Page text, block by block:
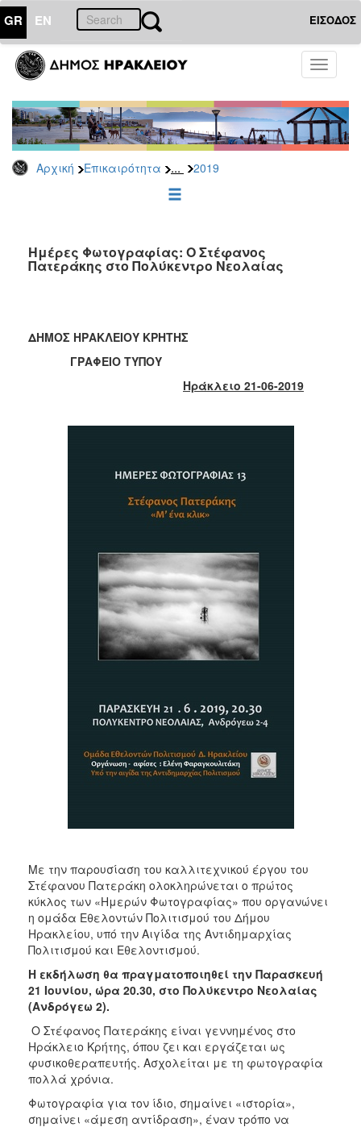
GR EN ΕΙΣΟΔΟΣ
Toggle
Αρχική Επικαιρότητα ... 2019
ΕΠΙΚΑΙΡΟΤΗΤΑ
Τύπου
Αρχείο
2026
2025
2022
2021
2018
2017
Ημέρες Φωτογραφίας: Ο Στέφανος
Πατεράκης στο Πολύκεντρο Νεολαίας
ΔΗΜΟΣ ΗΡΑΚΛΕΙΟΥ ΚΡΗΤΗΣ
ΓΡΑΦΕΙΟ ΤΥΠΟΥ
Ηράκλειο 21-06-2019
Με την παρουσίαση του καλλιτεχνικού έργου του
Στέφανου Πατεράκη ολοκληρώνεται ο πρώτος
κύκλος των «Ημερών Φωτογραφίας» που οργανώνει
η ομάδα Εθελοντών Πολιτισμού του Δήμου
Ηρακλείου, υπό την Αιγίδα της Αντιδημαρχίας
Πολιτισμού και Εθελοντισμού.
Η εκδήλωση θα πραγματοποιηθεί την Παρασκευή
21 Ιουνίου, ώρα 20.30, στο Πολύκεντρο Νεολαίας
(Ανδρόγεω 2).
Ο Στέφανος Πατεράκης είναι γεννημένος στο
Ηράκλειο Κρήτης, όπου ζει και εργάζεται ως
φυσικοθεραπευτής. Ασχολείται με τη φωτογραφία
πολλά χρόνια.
Φωτογραφία για τον ίδιο, σημαίνει «ιστορία»,
σημαίνει «άμεση αντίδραση», έναν τρόπο να